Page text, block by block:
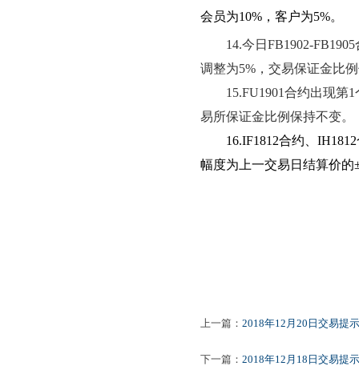
会员为10%，客户为5%。
14.今日FB1902-
调整为5%，交易保证金比
15.FU1901合约出现第1
易所保证金比例保持不变。
16.IF1812合约、
幅度为上一交易日结算价的
上一篇： 2018年12月20日交易提示
下一篇： 2018年12月18日交易提示